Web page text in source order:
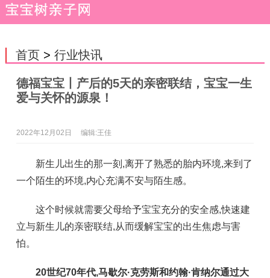
首页> 行业快讯
德福宝宝丨产后的5天的亲密联结，宝宝一生
爱与关怀的源泉！
2022年12月02日 编辑:王佳
新生儿出生的那一刻,离开了熟悉的胎内环境,来到了
一个陌生的环境,内心充满不安与陌生感。
这个时候就需要父母给予宝宝充分的安全感,快速建
立与新生儿的亲密联结,从而缓解宝宝的出生焦虑与害
怕。
20世纪70年代,马歇尔·克劳斯和约翰·肯纳尔通过大